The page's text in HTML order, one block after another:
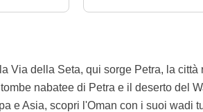
Via della Seta, qui sorge Petra, la città
nabatee di Petra e il deserto del
e Asia, scopri l'Oman con i suoi wadi